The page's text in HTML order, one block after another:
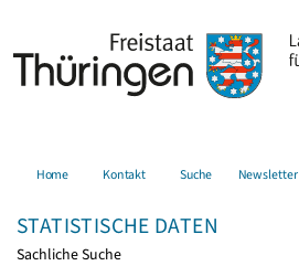
Home Kontakt Suche Newsletter
STATISTISCHE DATEN
Sachliche Suche